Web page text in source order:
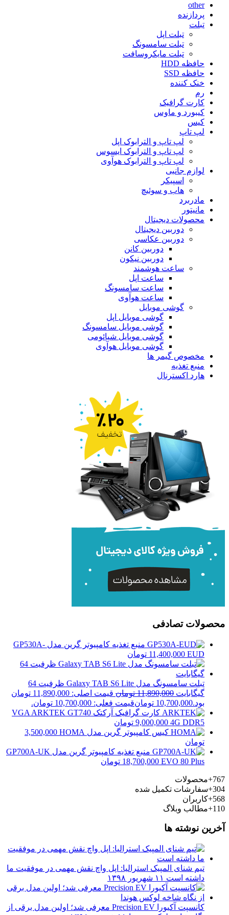
other
پردازنده
تبلت
تبلت اپل
تبلت سامسونگ
تبلت مایکروسافت
حافظه HDD
حافظه SSD
خنک کننده
رم
کارت گرافیک
کیبورد و ماوس
کیس
لپ تاپ
لپ تاپ و الترابوک اپل
لپ تاپ و الترابوک ایسوس
لپ تاپ و الترابوک هوآوی
لوازم جانبی
اسپیکر
هاب و سوئیچ
مادربرد
مانیتور
محصولات دیجیتال
دوربین دیجیتال
دوربین عکاسی
دوربین کانن
دوربین نیکون
ساعت هوشمند
ساعت اپل
ساعت سامسونگ
ساعت هوآوی
گوشی موبایل
گوشی موبایل اپل
گوشی موبایل سامسونگ
گوشی موبایل شیائومی
گوشی موبایل هوآوی
مخصوص گیمر ها
منبع تغذیه
هارد اکسترنال
محصولات تصادفی
منبع تغذیه کامپیوتر گرین مدل GP530A-
EUD
11,400,000 تومان
تبلت سامسونگ مدل Galaxy TAB S6 Lite ظرفیت 64
گیگابایت 11,890,000 تومان
قیمت اصلی: 11,890,000 تومان
بود.10,700,000 تومانقیمت فعلی: 10,700,000 تومان.
کارت گرافیک آرکتک VGA ARKTEK GT740
4G DDR5
9,000,000 تومان
کیس کامپیوتر گرین مدل HOMA
3,500,000
تومان
منبع تغذیه کامپیوتر گرین مدل GP700A-UK
EVO 80 Plus
18,700,000 تومان
767+
محصولات
304+ سفارشات تکمیل شده
568+ کاربران
110+
مطالب وبلاگ
آخرین نوشته ها
تیم شنای المپیک استرالیا: اپل واچ نقش مهمی در موفقیت ما
داشته است ۱۱ شهریور ۱۳۹۸
کانسپت آکیورا Precision EV معرفی شد؛ اولین مدل برقی از